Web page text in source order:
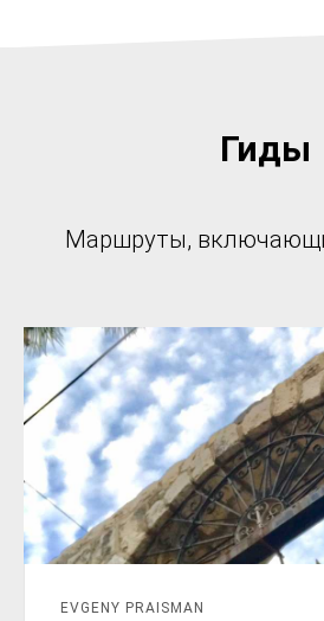
Гиды
Маршруты,
EVGENY PRAISMAN